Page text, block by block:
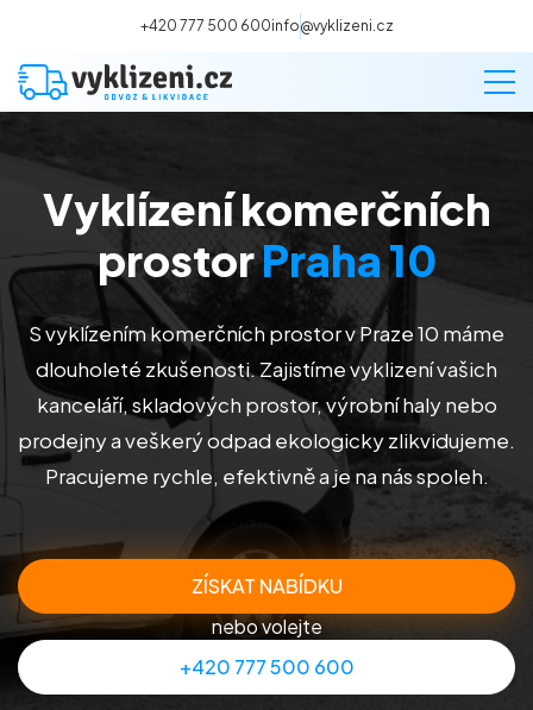
+420 777 500 600info@vyklizeni.cz
Vyklízení
Stěhování
Malování
Deratizace a dezinsekce
Úklid
Příprava nemovitostí na prodej
Reference
Vyklízení komerčních
prostorPraha 10
S vyklízením komerčních prostor v Praze 10 máme
dlouholeté zkušenosti. Zajistíme vyklizení vašich
kanceláří, skladových prostor, výrobní haly nebo
prodejny a veškerý odpad ekologicky zlikvidujeme.
Pracujeme rychle, efektivně a je na nás spoleh.
ZÍSKAT NABÍDKU
nebo volejte
+420 777 500 600